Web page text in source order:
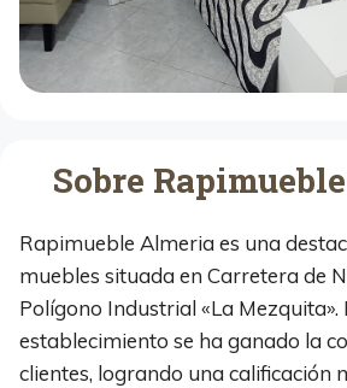
Sobre
Rapimueble Almeria es una
muebles situada en Carretera de
Polígono Industrial «La Mezquita».
establecimiento se ha ganado la
clientes, logrando una calificación